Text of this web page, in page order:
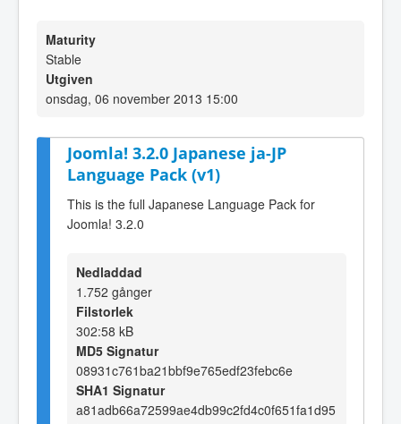
Maturity
Stable
Utgiven
onsdag, 06 november 2013 15:00
Joomla! 3.2.0 Japanese ja-JP
Language Pack (v1)
This is the full Japanese Language Pack for
Joomla! 3.2.0
Nedladdad
1.752 gånger
Filstorlek
302:58 kB
MD5 Signatur
08931c761ba21bbf9e765edf23febc6e
SHA1 Signatur
a81adb66a72599ae4db99c2fd4c0f651fa1d95